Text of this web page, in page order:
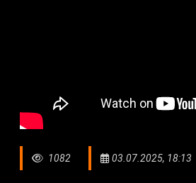
1082 03.07.2025, 18:13